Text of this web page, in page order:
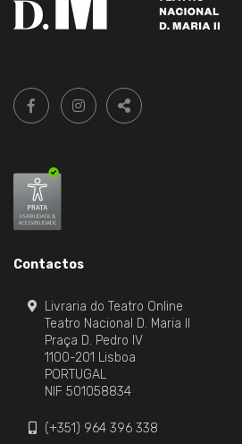
Siga-
nos:
FACEBOOK LIVRARIA DO TEATRO
INSTAGRAM LIVRARIA DO
PARTILHAR
Contactos
Livraria do Teatro Online
Teatro Nacional D. Maria II
Praça D. Pedro IV
1100-201 Lisboa
PORTUGAL
NIF 501058834
(+351) 964 396 338